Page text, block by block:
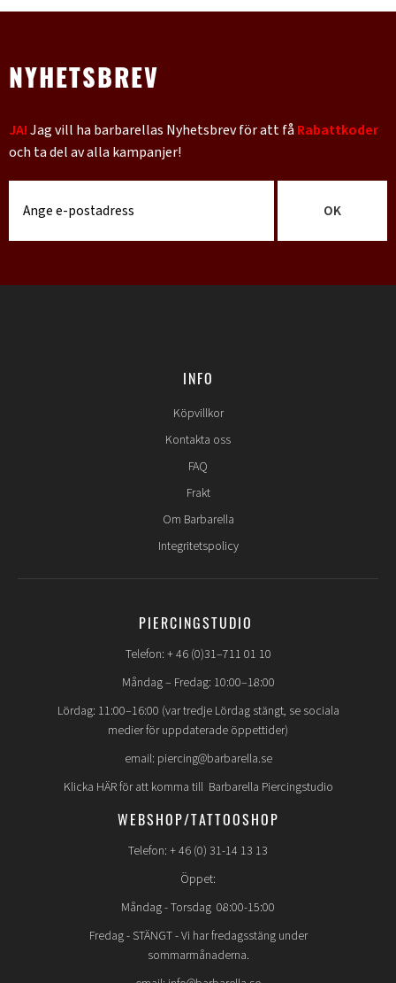
NYHETSBREV
JA!Jag vill ha barbarellas Nyhetsbrev för att fåRabattkoder
och ta del av alla kampanjer!
OK
INFO
Köpvillkor
Kontakta oss
FAQ
Frakt
Om Barbarella
Integritetspolicy
PIERCINGSTUDIO
Telefon: + 46 (0)31–711 01 10
Måndag – Fredag: 10:00–18:00
Lördag: 11:00–16:00 (var tredje Lördag stängt, se sociala
medier för uppdaterade öppettider)
email: piercing@barbarella.se
Klicka HÄR för att komma till Barbarella Piercingstudio
WEBSHOP/TATTOOSHOP
Telefon: + 46 (0) 31-14 13 13
Öppet:
Måndag - Torsdag 08:00-15:00
Fredag - STÄNGT- Vi har fredagsstäng under
sommarmånaderna.